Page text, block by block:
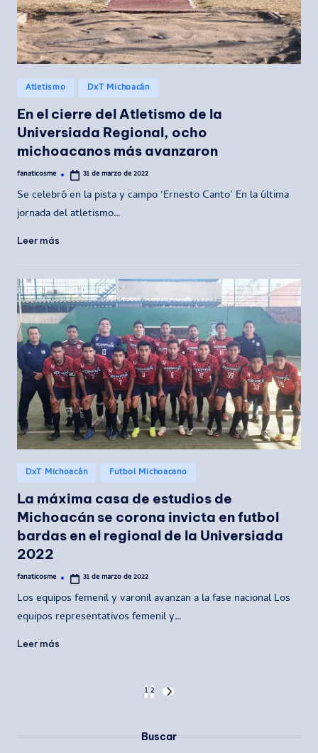
Publicado
en
Atletismo DxT Michoacán
En el cierre del Atletismo de la
Universiada Regional, ocho
michoacanos más avanzaron
Publicado
fanaticosme 31 de marzo de 2022
Se celebró en la pista y campo ‘Ernesto Canto’ En la última
jornada del atletismo…
Leer más
Publicado
en
DxT Michoacán Futbol Michoacano
La máxima casa de estudios de
Michoacán se corona invicta en futbol
bardas en el regional de la Universiada
2022
Publicado
fanaticosme 31 de marzo de 2022
Los equipos femenil y varonil avanzan a la fase nacional Los
equipos representativos femenil y…
Leer más
1 2
SIGUIENTE
Buscar